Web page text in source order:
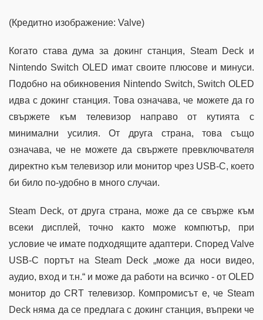
(Кредитно изображение: Valve)
Когато става дума за докинг станция, Steam Deck и
Nintendo Switch OLED имат своите плюсове и минуси.
Подобно на обикновения Nintendo Switch, Switch OLED
идва с докинг станция. Това означава, че можете да го
свържете към телевизор направо от кутията с
минимални усилия. От друга страна, това също
означава, че не можете да свържете превключвателя
директно към телевизор или монитор чрез USB-C, което
би било по-удобно в много случаи.
Steam Deck, от друга страна, може да се свърже към
всеки дисплей, точно както може компютър, при
условие че имате подходящите адаптери. Според Valve
USB-C портът на Steam Deck „може да носи видео,
аудио, вход и т.н.“ и може да работи на всичко - от OLED
монитор до CRT телевизор. Компромисът е, че Steam
Deck няма да се предлага с докинг станция, въпреки че